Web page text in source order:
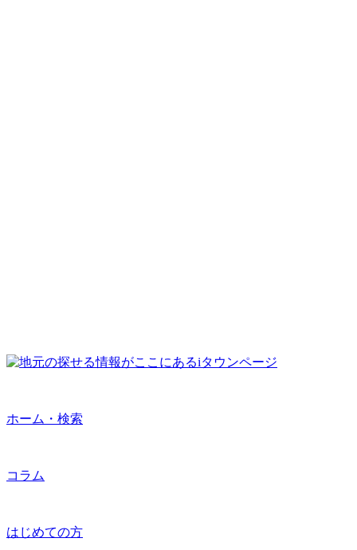
ホーム・検索
コラム
はじめての方